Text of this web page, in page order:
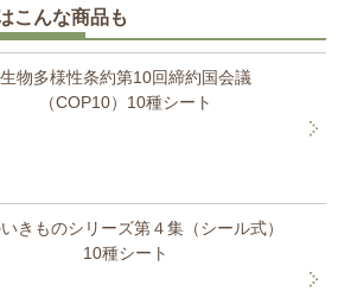
こんな商品も
生物多様性条約第10回締約国会議
（COP10）10種シート
きものシリーズ第４集（シール式）
10種シート